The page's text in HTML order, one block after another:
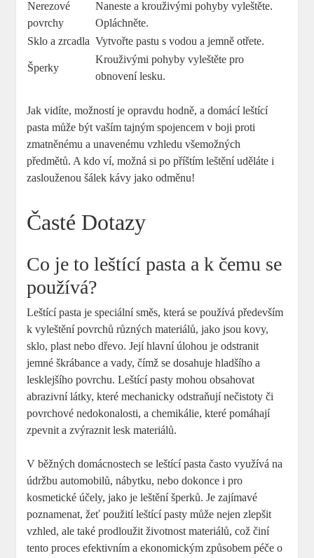
Nerezové
povrchy
Naneste a krouživými pohyby vyleštěte.
Opláchněte.
Sklo a zrcadla Vytvořte pastu s vodou a jemně otřete.
Šperky
Krouživými pohyby vyleštěte pro
obnovení lesku.
Jak vidíte, možností je opravdu hodně, a domácí leštící
pasta může být vaším tajným spojencem v boji proti
zmatněnému a unavenému vzhledu všemožných
předmětů. A kdo ví, možná si po příštím leštění uděláte i
zaslouženou šálek kávy jako odměnu!
Časté Dotazy
Co je to leštící pasta a k čemu se
používá?
Leštící pasta je speciální směs, která se používá především
k vyleštění povrchů různých materiálů, jako jsou kovy,
sklo, plast nebo dřevo. Její hlavní úlohou je odstranit
jemné škrábance a vady, čímž se dosahuje hladšího a
lesklejšího povrchu. Leštící pasty mohou obsahovat
abrazivní látky, které mechanicky odstraňují nečistoty či
povrchové nedokonalosti, a chemikálie, které pomáhají
zpevnit a zvýraznit lesk materiálů.
V běžných domácnostech se leštící pasta často využívá na
údržbu automobilů, nábytku, nebo dokonce i pro
kosmetické účely, jako je leštění šperků. Je zajímavé
poznamenat, žeť použití leštící pasty může nejen zlepšit
vzhled, ale také prodloužit životnost materiálů, což činí
tento proces efektivním a ekonomickým způsobem péče o